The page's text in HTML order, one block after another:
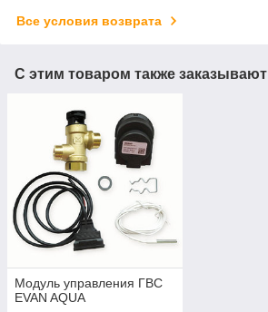
Все условия возврата
С этим товаром также заказывают
Модуль управления ГВС
EVAN AQUA